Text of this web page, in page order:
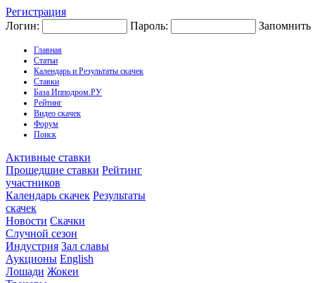
Регистрация
Логин:
Пароль: Запомнить
Главная
Статьи
Календарь и Результаты скачек
Ставки
База Ипподром.РУ
Рейтинг
Видео скачек
Форум
Поиск
Активные ставки
Прошедшие ставки Рейтинг
участников
Календарь скачек Результаты
скачек
Новости Скачки
Случной сезон
Индустрия Зал славы
Аукционы English
Лошади Жокеи